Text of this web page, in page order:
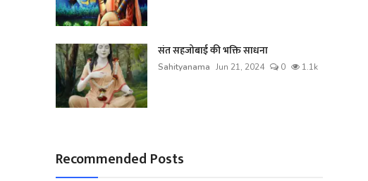
संत सहजोबाई की भक्ति साधना
Sahityanama Jun 21, 2024 0 1.1k
Recommended Posts